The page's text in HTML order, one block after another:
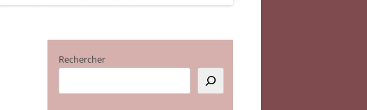
Rechercher